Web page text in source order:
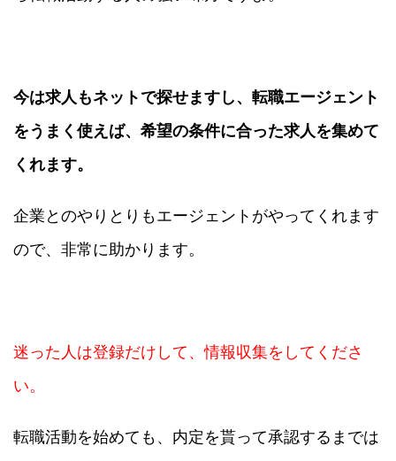
今は求人もネットで探せますし、転職エージェント
をうまく使えば、希望の条件に合った求人を集めて
くれます。
企業とのやりとりもエージェントがやってくれます
ので、非常に助かります。
迷った人は登録だけして、情報収集をしてくださ
い。
転職活動を始めても、内定を貰って承認するまでは